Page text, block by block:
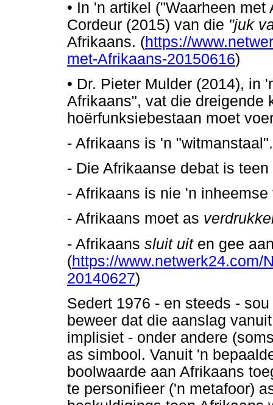
• In 'n artikel ("Waarheen
Cordeur (2015) van die "juk
Afrikaans. (https://
met-Afrikaans-20150616)
• Dr. Pieter Mulder (2014), in
Afrikaans", vat die dreigende
hoërfunksiebestaan moet
- Afrikaans is 'n "witmanstaal".
- Die Afrikaanse debat is
- Afrikaans is nie 'n inheemse
- Afrikaans moet as
- Afrikaans sluit uit en gee
(https://www.netwerk24.com/
20140627)
Sedert 1976 - en steeds -
beweer dat die aanslag
implisiet - onder andere
as simbool. Vanuit 'n
boolwaarde aan Afrikaans
te personifieer ('n metafoor)